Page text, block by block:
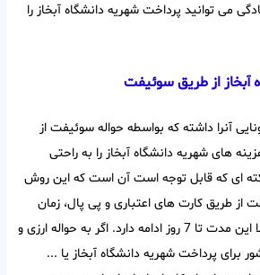
می توانید پرداخت شهریه دانشگاه آبخاز را
آبخاز از طریق سوئیفت
آنرا داشته که بواسطه حواله سوئیفت از
20 کشور هزینه های شهریه دانشگاه آبخاز را به راحتی
ای که قابل توجه است آن است که این روش
از طریق کارت های اعتباری و پی پال، زمان
بیشتری می برد و معمولا این مدت تا 7 روز ادامه دارد. اگر به حواله ارزی و
برای پرداخت شهریه دانشگاه آبخاز یا ...